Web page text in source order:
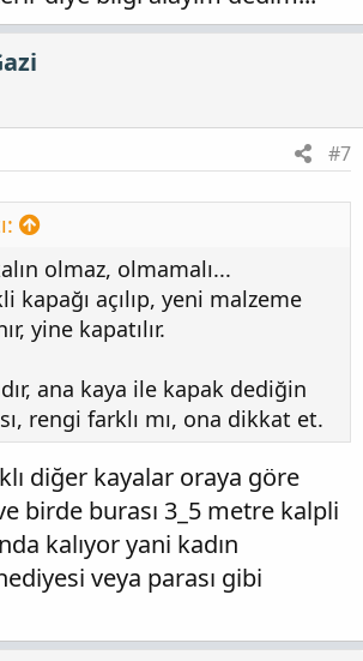
#7
olmaz, olmamalı...
kapağı açılıp, yeni malzeme
yine kapatılır.
ana kaya ile kapak dediğin
rengi farklı mı, ona dikkat et.
diğer kayalar oraya göre
birde burası 3_5 metre kalpli
kalıyor yani kadın
veya parası gibi